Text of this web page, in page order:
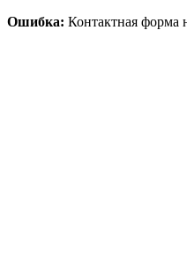
Ошибка: Контактная форма